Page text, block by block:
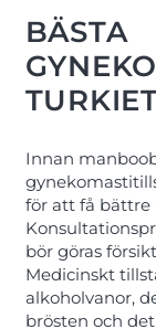
BÄSTA
Innan
för att få bättre
bör göras
Medicinskt
alkoholvanor,
brösten och